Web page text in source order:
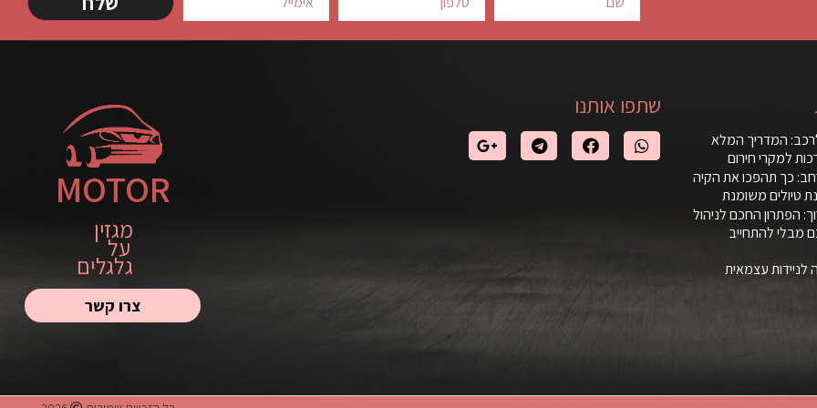
המדריך המלא
למקרי חירום
כך תהפכו את הקיה
טיולים משומנת
הפתרון החכם לניהול
מבלי להתחייב
עצמאית
שתפו אותנו
MOTOR
מגזין
על
גלגלים
צרו קשר